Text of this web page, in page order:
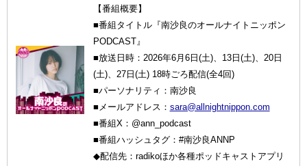
【番組概要】
■番組タイトル『南沙良のオールナイトニッポン
PODCAST』
■放送日時：2026年6月6日(土)、13日(土)、20日
(土)、27日(土) 18時ごろ配信(全4回)
■パーソナリティ：南沙良
■メールアドレス： sara@allnightnippon.com
■番組X：@ann_podcast
■番組ハッシュタグ：#南沙良ANNP
◆配信先：radikoほか各種ポッドキャストアプリ